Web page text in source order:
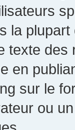
la
texte
en
sur le
ou